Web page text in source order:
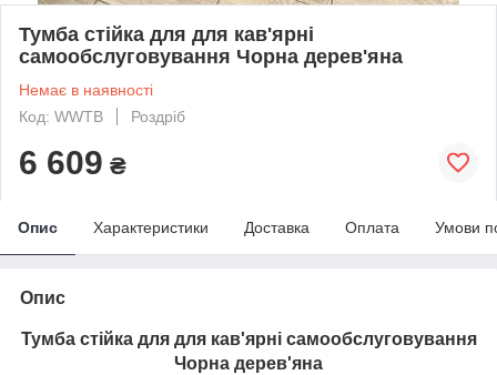
Тумба стійка для для кав'ярні
самообслуговування Чорна дерев'яна
Немає в наявності
Код: WWTB
Роздріб
6 609 ₴
Опис Характеристики Доставка Оплата Умови
Опис
Тумба стійка для для кав'ярні самообслуговування
Чорна дерев'яна